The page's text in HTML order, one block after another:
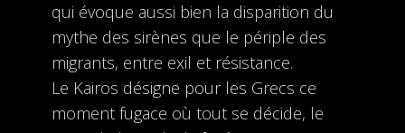
qui évoque aussi bien la disparition du
mythe des sirènes que le périple des
migrants, entre exil et résistance.
Le Kairos désigne pour les Grecs ce
moment fugace où tout se décide, le